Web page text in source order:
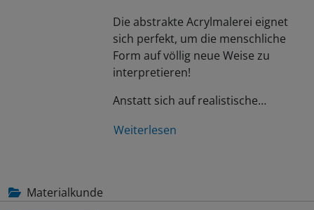
Die abstrakte Acrylmalerei eignet
sich perfekt, um die menschliche
Form auf völlig neue Weise zu
interpretieren!
Anstatt sich auf realistische…
Weiterlesen
Materialkunde